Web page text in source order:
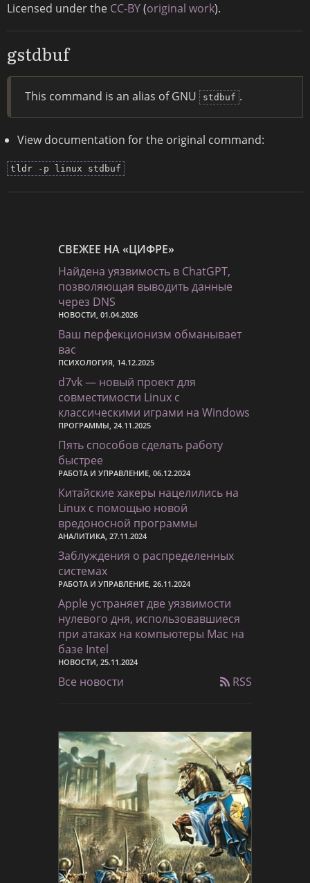
Licensed under the CC-BY(original work).
gstdbuf
This command is an alias of GNU stdbuf .
View documentation for the original command:
tldr -p linux stdbuf
СВЕЖЕЕ НА «ЦИФРЕ»
Найдена уязвимость в ChatGPT,
позволяющая выводить данные
через DNS
НОВОСТИ, 01.04.2026
Ваш перфекционизм обманывает
вас
ПСИХОЛОГИЯ, 14.12.2025
d7vk — новый проект для
совместимости Linux с
классическими играми на Windows
ПРОГРАММЫ, 24.11.2025
Пять способов сделать работу
быстрее
РАБОТА И УПРАВЛЕНИЕ, 06.12.2024
Китайские хакеры нацелились на
Linux с помощью новой
вредоносной программы
АНАЛИТИКА, 27.11.2024
Заблуждения о распределенных
системах
РАБОТА И УПРАВЛЕНИЕ, 26.11.2024
Apple устраняет две уязвимости
нулевого дня, использовавшиеся
при атаках на компьютеры Mac на
базе Intel
НОВОСТИ, 25.11.2024
Все новости RSS